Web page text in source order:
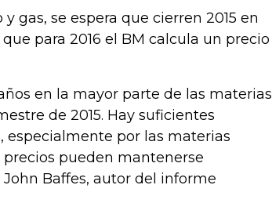
gas, se espera que cierren 2015 en
para 2016 el BM calcula un precio
en la mayor parte de las materias
de 2015. Hay suficientes
especialmente por las materias
pueden mantenerse
Baffes, autor del informe